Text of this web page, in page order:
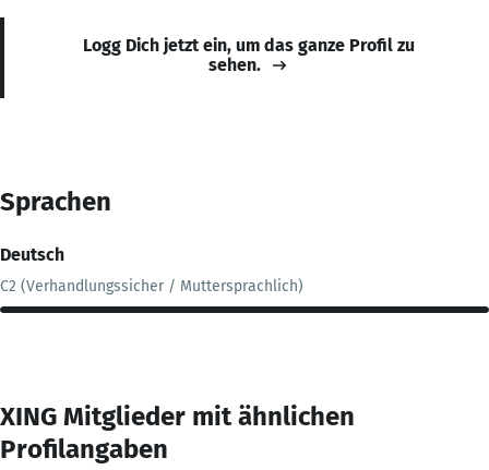
Logg Dich jetzt ein, um das ganze Profil zu
sehen.
Sprachen
Deutsch
C2 (Verhandlungssicher / Muttersprachlich)
XING Mitglieder mit ähnlichen
Profilangaben